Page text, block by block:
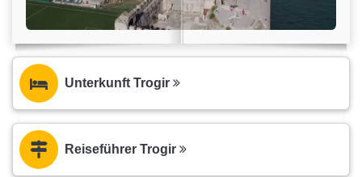
Unterkunft Trogir
Reiseführer Trogir